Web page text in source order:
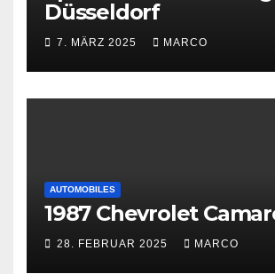
Düsseldorf
7. MÄRZ 2025 MARCO
AUTOMOBILES
1987 Chevrolet
28. FEBRUAR 2025 MARCO